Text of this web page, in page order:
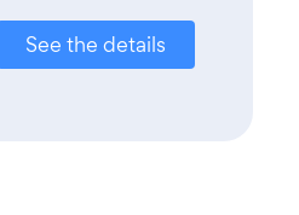
See the details